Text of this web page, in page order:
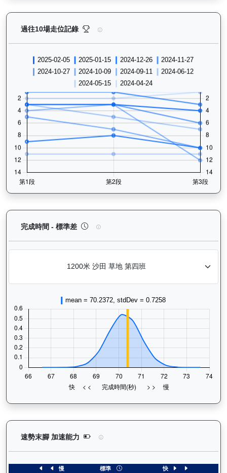
過往10場走位記錄 鑽石寶寶（G063）— 過往走位記錄
完成時間 - 標準差 鑽石寶寶（G063）— 完成時間標準差
速勢末腳 加速能力 鑽石寶寶（G063）— 速勢末腳加速
慢 標準 快